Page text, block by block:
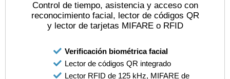
Control de tiempo, asistencia y acceso con
reconocimiento facial, lector de códigos QR
y lector de tarjetas MIFARE o RFID
Verificación biométrica facial
Lector de códigos QR integrado
Lector RFID de 125 kHz, MIFARE de